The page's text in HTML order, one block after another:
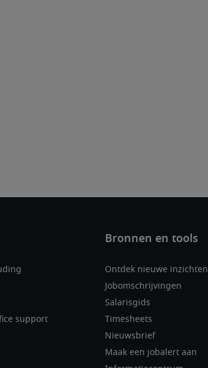
support
Ontdek nieuwe inzichten
Jobomschrijvingen
Salarisgids
Timesheets
Nieuwsbrief
Maak een jobalert aan